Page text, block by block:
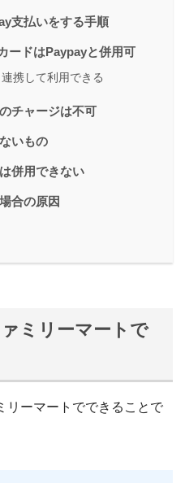
支払いをする手順
ードはPaypayと併用可
携して利用できる
チャージは不可
いもの
併用できない
合の原因
ミリーマートで
リーマートでできることで